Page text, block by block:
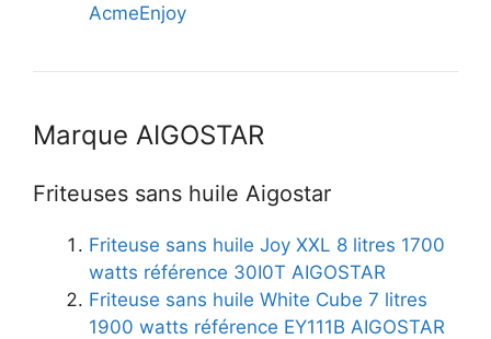
AcmeEnjoy
Marque AIGOSTAR
Friteuses sans huile Aigostar
Friteuse sans huile Joy XXL 8 litres 1700
watts référence 30I0T AIGOSTAR
Friteuse sans huile White Cube 7 litres
1900 watts référence EY111B AIGOSTAR